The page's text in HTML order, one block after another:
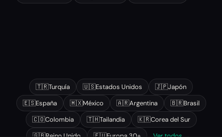
Otros destinos populares
🇹🇷Turquía 🇺🇸Estados Unidos 🇯🇵Japón
🇪🇸España 🇲🇽México 🇦🇷Argentina 🇧🇷Brasil
🇨🇴Colombia 🇹🇭Tailandia 🇰🇷Corea del Sur